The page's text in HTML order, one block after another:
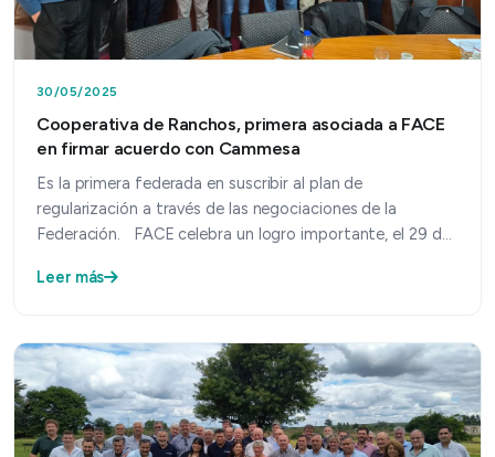
30/05/2025
Cooperativa de Ranchos, primera asociada a FACE
en firmar acuerdo con Cammesa
Es la primera federada en suscribir al plan de
regularización a través de las negociaciones de la
Federación. FACE celebra un logro importante, el 29 de
Leer más